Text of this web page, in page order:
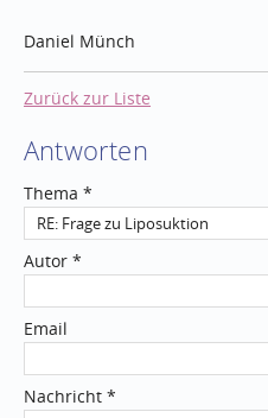
Daniel Münch
Zurück zur Liste
Antworten
Thema *
Autor *
Email
Nachricht *